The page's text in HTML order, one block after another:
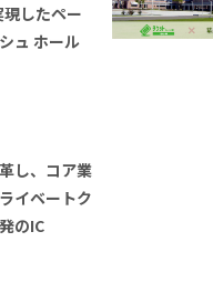
したペー
ュ ホール
し、コア業
イベートク
のIC